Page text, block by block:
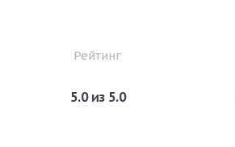
Рейтинг
5.0 из 5.0